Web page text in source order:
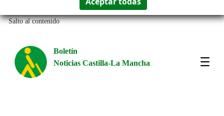
Salto al contenido
Boletín
Noticias Castilla-La Mancha